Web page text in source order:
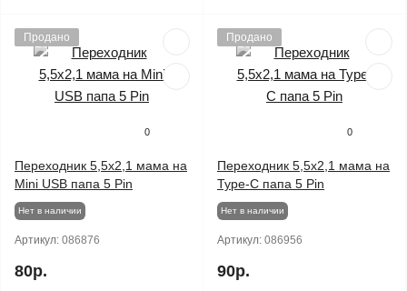
Продано
0
Переходник 5,5x2,1 мама на
Mini USB папа 5 Pin
Нет в наличии
Артикул: 086876
80р.
Продано
0
Переходник 5,5x2,1 мама на
Type-C папа 5 Pin
Нет в наличии
Артикул: 086956
90р.